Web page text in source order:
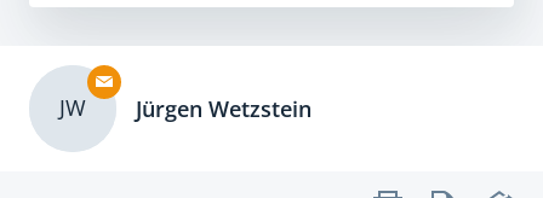
JW Jürgen Wetzstein